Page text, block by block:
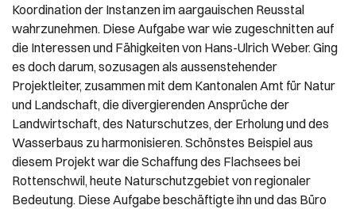
Koordination der Instanzen im aargauischen Reusstal
wahrzunehmen. Diese Aufgabe war wie zugeschnitten auf
die Interessen und Fähigkeiten von Hans-Ulrich Weber. Ging
es doch darum, sozusagen als aussenstehender
Projektleiter, zusammen mit dem Kantonalen Amt für Natur
und Landschaft, die divergierenden Ansprüche der
Landwirtschaft, des Naturschutzes, der Erholung und des
Wasserbaus zu harmonisieren. Schönstes Beispiel aus
diesem Projekt war die Schaffung des Flachsees bei
Rottenschwil, heute Naturschutzgebiet von regionaler
Bedeutung. Diese Aufgabe beschäftigte ihn und das Büro